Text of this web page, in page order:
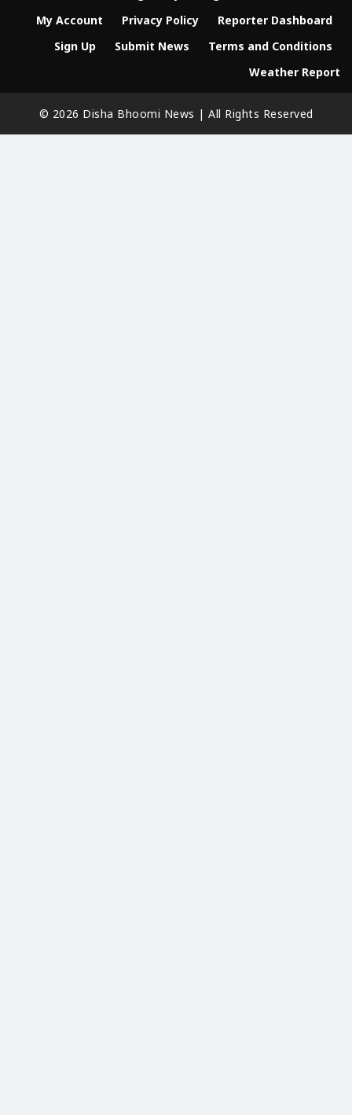
My Account
Privacy Policy
Reporter Dashboard
Sign Up
Submit News
Terms and Conditions
Weather Report